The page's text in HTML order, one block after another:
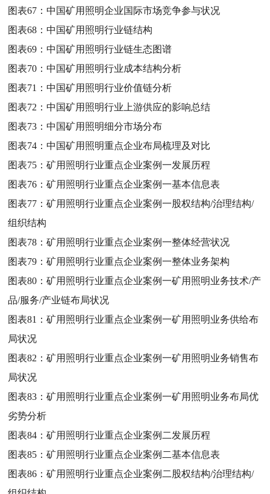
图表67：中国矿用照明企业国际市场竞争参与状况
图表68：中国矿用照明行业链结构
图表69：中国矿用照明行业链生态图谱
图表70：中国矿用照明行业成本结构分析
图表71：中国矿用照明行业价值链分析
图表72：中国矿用照明行业上游供应的影响总结
图表73：中国矿用照明细分市场分布
图表74：中国矿用照明重点企业布局梳理及对比
图表75：矿用照明行业重点企业案例一发展历程
图表76：矿用照明行业重点企业案例一基本信息表
图表77：矿用照明行业重点企业案例一股权结构/治理结构/
组织结构
图表78：矿用照明行业重点企业案例一整体经营状况
图表79：矿用照明行业重点企业案例一整体业务架构
图表80：矿用照明行业重点企业案例一矿用照明业务技术/产
品/服务/产业链布局状况
图表81：矿用照明行业重点企业案例一矿用照明业务供给布
局状况
图表82：矿用照明行业重点企业案例一矿用照明业务销售布
局状况
图表83：矿用照明行业重点企业案例一矿用照明业务布局优
劣势分析
图表84：矿用照明行业重点企业案例二发展历程
图表85：矿用照明行业重点企业案例二基本信息表
图表86：矿用照明行业重点企业案例二股权结构/治理结构/